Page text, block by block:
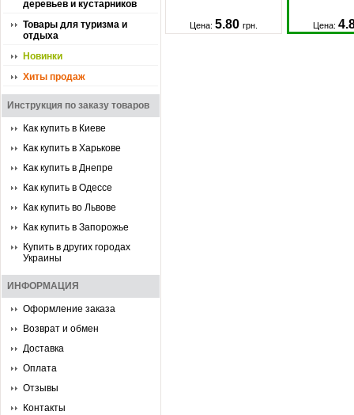
деревьев и кустарников
Товары для туризма и
отдыха
Новинки
Хиты продаж
Инструкция по заказу товаров
Как купить в Киеве
Как купить в Харькове
Как купить в Днепре
Как купить в Одессе
Как купить во Львове
Как купить в Запорожье
Купить в других городах
Украины
ИНФОРМАЦИЯ
Оформление заказа
Возврат и обмен
Доставка
Оплата
Отзывы
Контакты
Цена: 5.80 грн. Цена: